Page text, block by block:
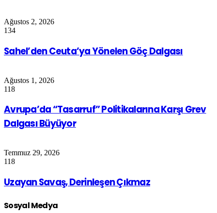
Ağustos 2, 2026
134
Sahel’den Ceuta’ya Yönelen Göç Dalgası
Ağustos 1, 2026
118
Avrupa’da “Tasarruf” Politikalarına Karşı Grev
Dalgası Büyüyor
Temmuz 29, 2026
118
Uzayan Savaş, Derinleşen Çıkmaz
Sosyal Medya